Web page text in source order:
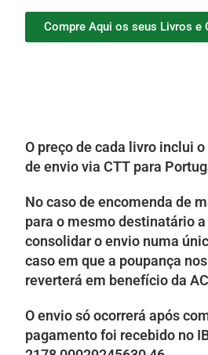
Compre Aqui os seus Livros e
O preço de cada livro inclui
de envio via CTT para
No caso de encomenda de
para o mesmo destinatário a
consolidar o envio numa
caso em que a poupança
reverterá em benefício da
O envio só ocorrerá após
pagamento foi recebido no